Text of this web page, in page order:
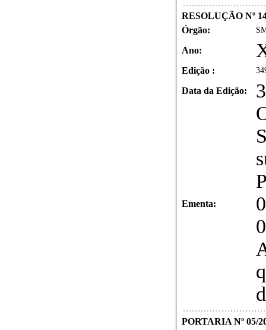
RESOLUÇÃO Nº
Órgão:
Ano:
Edição :
Data da Edição:
Ementa:
PORTARIA Nº 05/